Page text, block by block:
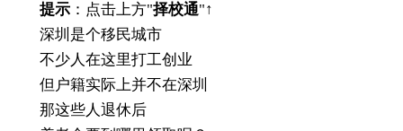
提示 ：点击上方"择校通"↑
深圳是个移民城市
不少人在这里打工创业
但户籍实际上并不在深圳
那这些人退休后